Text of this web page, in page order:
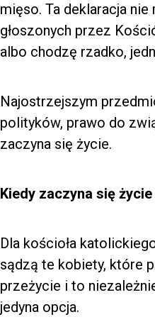
mięso. Ta deklaracja
głoszonych przez
albo chodzę rzadko,
Najostrzejszym
polityków, prawo do
zaczyna się życie.
Kiedy zaczyna się życie
Dla kościoła
sądzą te kobiety, które
przeżycie i to
jedyna opcja.